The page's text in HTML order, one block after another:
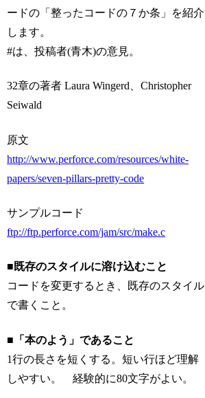
ードの「整ったコードの７か条」を紹介
します。
#は、投稿者(青木)の意見。
32章の著者 Laura Wingerd、Christopher
Seiwald
原文
http://www.perforce.com/resources/white-
papers/seven-pillars-pretty-code
サンプルコード
ftp://ftp.perforce.com/jam/src/make.c
■既存のスタイルに溶け込むこと
コードを変更するとき、既存のスタイル
で書くこと。
■ 「本のよう」であること
1行の長さを短くする。短い行ほど理解
しやすい。 経験的に80文字がよい。